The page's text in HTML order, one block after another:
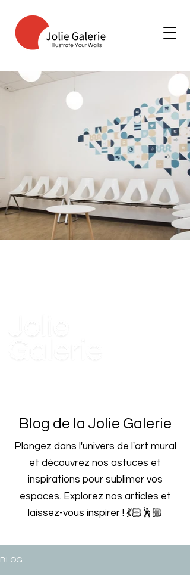
Blog de la Jolie Galerie
Plongez dans l'univers de l'art mural
et découvrez nos astuces et
inspirations pour sublimer vos
espaces. Explorez nos articles et
laissez-vous inspirer ! 💃🏻🕺🏼
BLOG